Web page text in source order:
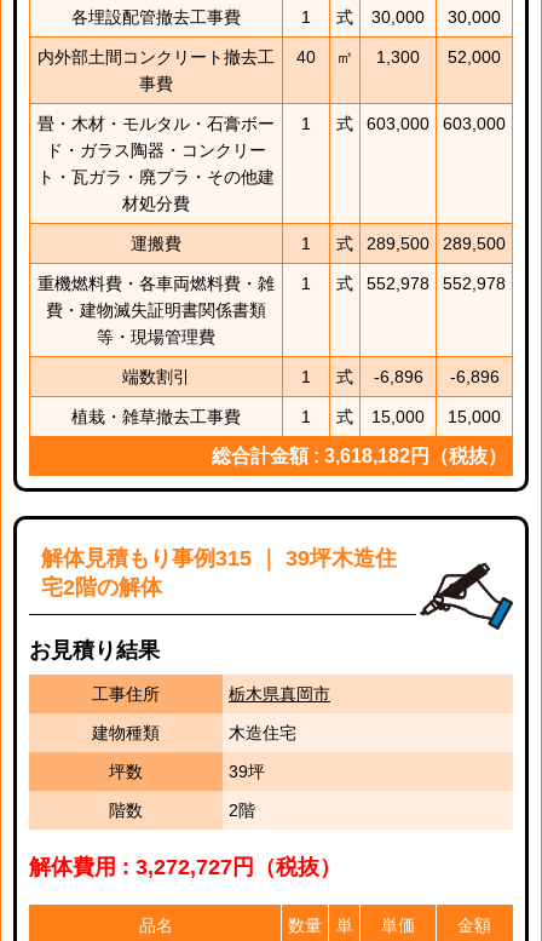
総合計金額 : 3,618,182円（税抜）
各埋設配管撤去工事費 1 式 30,000 30,000
内外部土間コンクリート撤去工
事費
40 ㎡ 1,300 52,000
畳・木材・モルタル・石膏ボー
ド・ガラス陶器・コンクリー
ト・瓦ガラ・廃プラ・その他建
材処分費
1 式 603,000 603,000
運搬費 1 式 289,500 289,500
重機燃料費・各車両燃料費・雑
費・建物滅失証明書関係書類
等・現場管理費
1 式 552,978 552,978
端数割引 1 式 -6,896 -6,896
植栽・雑草撤去工事費 1 式 15,000 15,000
解体見積もり事例315 ｜ 39坪木造住
宅2階の解体
お見積り結果
工事住所
栃木県真岡市
建物種類
木造住宅
坪数
39坪
階数
2階
解体費用 : 3,272,727円（税抜）
品名 数量
単
単価 金額